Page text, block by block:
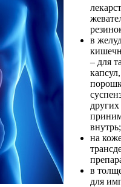
в
– для
других
внутрь;
на
в
для